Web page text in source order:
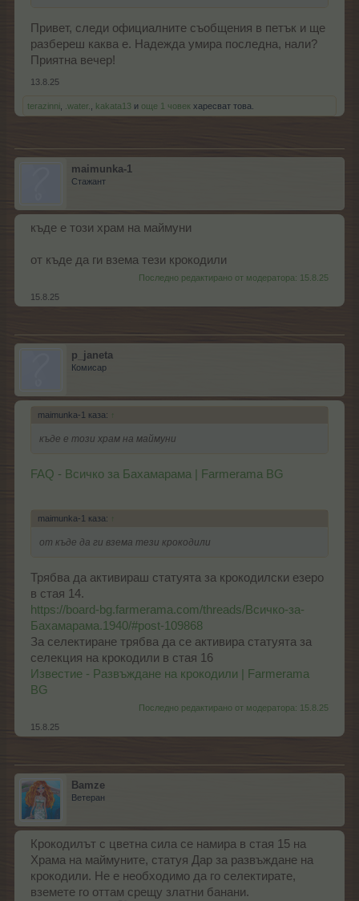
Привет, следи официалните съобщения в петък и ще
разбереш каква е. Надежда умира последна, нали?
Приятна вечер!
13.8.25
terazinni .water. kakata13 и още 1 човек харесват това.
maimunka-1
Стажант
къде е този храм на маймуни
от къде да ги взема тези крокодили
Последно редактирано от модератора: 15.8.25
15.8.25
p_janeta
Комисар
maimunka-1 каза: ↑
къде е този храм на маймуни
FAQ - Всичко за Бахамарама | Farmerama BG
maimunka-1 каза: ↑
от къде да ги взема тези крокодили
Трябва да активираш статуята за крокодилски езеро
в стая 14.
https://board-bg.farmerama.com/threads/Всичко-за-
Бахамарама.1940/#post-109868
За селектиране трябва да се активира статуята за
селекция на крокодили в стая 16
Известие - Развъждане на крокодили | Farmerama
BG
Последно редактирано от модератора: 15.8.25
15.8.25
Bamze
Ветеран
Крокодилът с цветна сила се намира в стая 15 на
Храма на маймуните, статуя Дар за развъждане на
крокодили. Не е необходимо да го селектирате,
вземете го оттам срещу златни банани.